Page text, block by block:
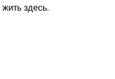
жить здесь.